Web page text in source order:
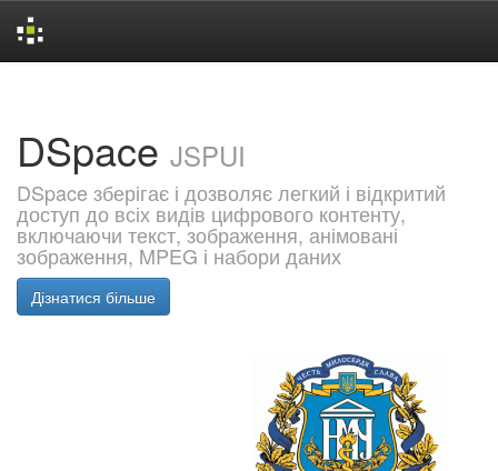
DSpace JSPUI
DSpace зберігає і дозволяє легкий і відкритий
доступ до всіх видів цифрового контенту,
включаючи текст, зображення, анімовані
зображення, MPEG і набори даних
Дізнатися більше